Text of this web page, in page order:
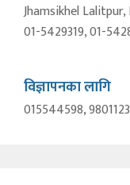
Jhamsikhel Lalitpur,
01-5429319, 01-
विज्ञापनका लागि
015544598,